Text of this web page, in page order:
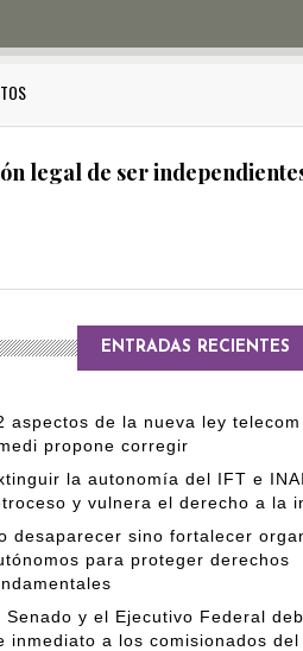
legal de ser
independencia
ENTRADAS RECIENTES
aspectos de la nueva ley
propone corregir
la autonomía del IFT e
y vulnera el derecho a la
desaparecer sino fortalecer
para proteger derechos
Senado y el Ejecutivo Federal
inmediato a los comisionados del